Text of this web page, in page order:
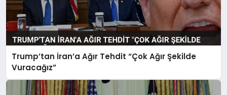
Trump’tan İran’a Ağır Tehdit “Çok Ağır Şekilde
Vuracağız”